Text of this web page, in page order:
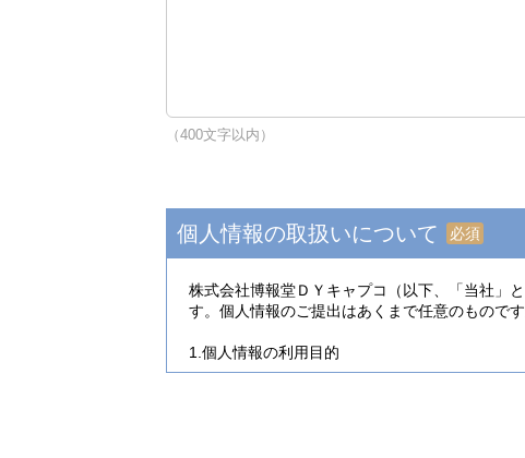
（400文字以内）
個人情報の取扱いについて 必須